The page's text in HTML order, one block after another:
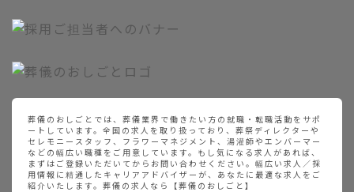
葬儀のおしごとでは、葬儀業界で働きたい方の就職・転職活動をサポ
ートしています。全国の求人を取り扱っており、葬祭ディレクターや
セレモニースタッフ、フラワーマネジメント、湯灌師やエンバーマー
などの幅広い職種をご用意しています。もし気になる求人があれば、
まずはご登録いただいてからお問い合わせください。幅広い求人／採
用情報に精通したキャリアアドバイザーが、あなたに最適な求人をご
紹介いたします。葬儀の求人なら【葬儀のおしごと】